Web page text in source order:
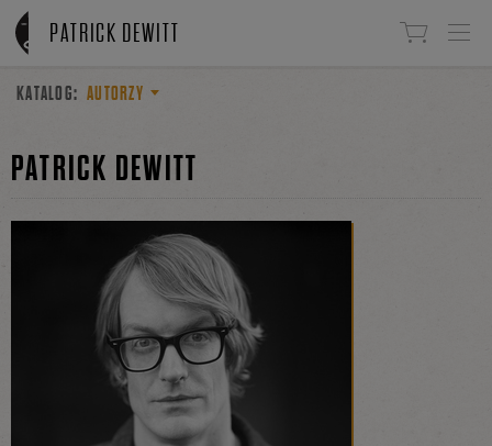
Linki do przejścia
PATRICK DEWITT
KATALOG: AUTORZY
PATRICK DEWITT